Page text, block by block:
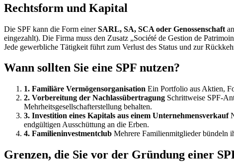
Rechtsform und Kapital
Die SPF kann die Form einerSARL, SA, SCA oder Genossenschaft
eingezahlt). Die Firma muss den Zusatz „Société de Gestion de
Jede gewerbliche Tätigkeit führt zum Verlust des Status und zur
Wann sollten Sie eine SPF nutzen?
1. Familiäre Vermögensorganisation Ein Portfolio aus Aktien,
2. Vorbereitung der Nachlassübertragung Schrittweise SPF-
Mehrheitsgesellschafterstellung behalten.
3. Investition eines Kapitals aus einem Unternehmensverkauf
endgültigen Ausschüttung an die Erben.
4. Familieninvestmentclub Mehrere Familienmitglieder bündeln
Grenzen, die Sie vor der Gründung einer